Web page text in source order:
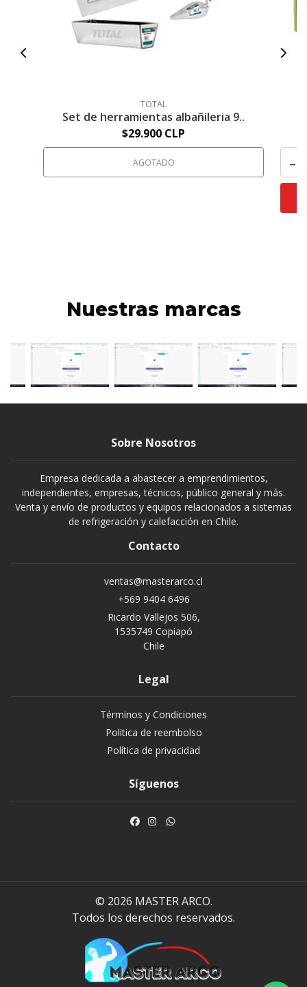
TOTAL
Set de herramientas albañileria 9..
$29.900 CLP
AGOTADO -
Nuestras marcas
Sobre Nosotros
Empresa dedicada a abastecer a emprendimientos,
independientes, empresas, técnicos, público general y más.
Venta y envío de productos y equipos relacionados a sistemas
de refrigeración y calefacción en Chile.
Contacto
ventas@masterarco.cl
+569 9404 6496
Ricardo Vallejos 506,
1535749 Copiapó
Chile
Legal
Términos y Condiciones
Politica de reembolso
Política de privacidad
Síguenos
© 2026 MASTER ARCO.
Todos los derechos reservados.